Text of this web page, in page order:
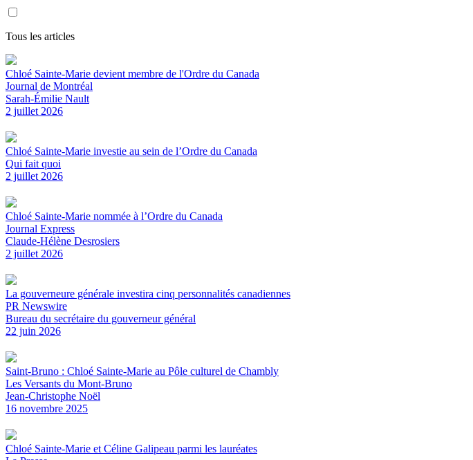
Tous les articles
Chloé Sainte-Marie devient membre de l'Ordre du Canada
Journal de Montréal
Sarah-Émilie Nault
2 juillet 2026
Chloé Sainte-Marie investie au sein de l’Ordre du Canada
Qui fait quoi
2 juillet 2026
Chloé Sainte-Marie nommée à l’Ordre du Canada
Journal Express
Claude-Hélène Desrosiers
2 juillet 2026
La gouverneure générale investira cinq personnalités canadiennes
PR Newswire
Bureau du secrétaire du gouverneur général
22 juin 2026
Saint-Bruno : Chloé Sainte-Marie au Pôle culturel de Chambly
Les Versants du Mont-Bruno
Jean-Christophe Noël
16 novembre 2025
Chloé Sainte-Marie et Céline Galipeau parmi les lauréates